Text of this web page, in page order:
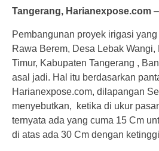
Tangerang, Harianexpose.com –
Pembangunan proyek irigasi
Rawa Berem, Desa Lebak
Timur, Kabupaten Tangerang ,
asal jadi. Hal itu berdasarkan
Harianexpose.com, dilapangan
menyebutkan, ketika di ukur
ternyata ada yang cuma 15 Cm
di atas ada 30 Cm dengan